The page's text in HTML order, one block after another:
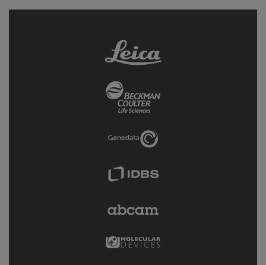
Leica
Link
Coulter
Link
Genedata
Link
IDBS
Abcam
Molecular